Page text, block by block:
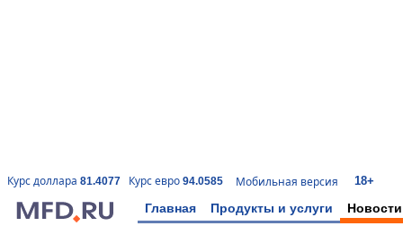
Курс доллара 81.4077 Курс евро 94.0585 Мобильная версия 18+
Главная Продукты и услуги Новости